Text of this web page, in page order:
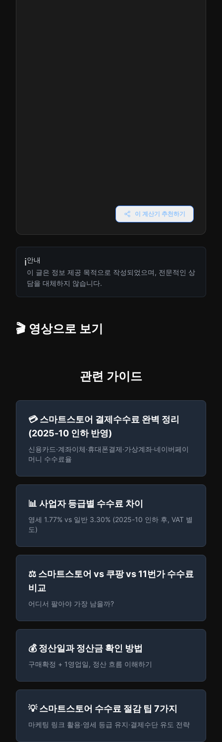
이 계산기 추천하기
ℹ️안내
이 글은 정보 제공 목적으로 작성되었으며, 전문적인 상
담을 대체하지 않습니다.
🎬 영상으로 보기
관련 가이드
💳 스마트스토어 결제수수료 완벽 정리
(2025-10 인하 반영)
신용카드·계좌이체·휴대폰결제·가상계좌·네이버페이
머니 수수료율
📊 사업자 등급별 수수료 차이
영세 1.77% vs 일반 3.30% (2025-10 인하 후, VAT 별
도)
⚖️ 스마트스토어 vs 쿠팡 vs 11번가 수수료
비교
어디서 팔아야 가장 남을까?
💰 정산일과 정산금 확인 방법
구매확정 + 1영업일, 정산 흐름 이해하기
💡 스마트스토어 수수료 절감 팁 7가지
마케팅 링크 활용·영세 등급 유지·결제수단 유도 전략